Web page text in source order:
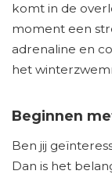
komt in de
moment een
adrenaline en
het
Beginnen
Ben jij
Dan is het